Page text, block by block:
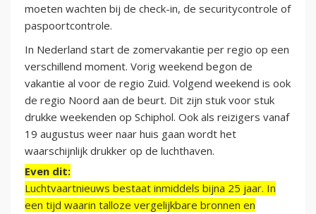
moeten wachten bij de check-in, de securitycontrole of
paspoortcontrole.
In Nederland start de zomervakantie per regio op een
verschillend moment. Vorig weekend begon de
vakantie al voor de regio Zuid. Volgend weekend is ook
de regio Noord aan de beurt. Dit zijn stuk voor stuk
drukke weekenden op Schiphol. Ook als reizigers vanaf
19 augustus weer naar huis gaan wordt het
waarschijnlijk drukker op de luchthaven.
Even dit:
Luchtvaartnieuws bestaat inmiddels bijna 25 jaar. In
een tijd waarin talloze vergelijkbare bronnen en